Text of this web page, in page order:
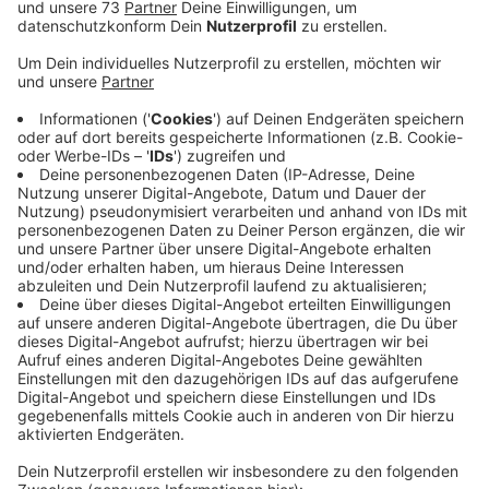
Anzeige
Weitere Befragung an weiterführenden
Schulen geplant
Anzeige
Auf der Grundlage der Auswertung sind in den
nächsten Monaten verschiedene Veranstaltungen
geplant. Dabei geht es um fehlende Übungsleiter, E-
Sports, Fördermöglichkeiten und die Zusammenarbeit
von Sportvereinen und Schulen. Ausserdem ist ein
Internetportal geplant, auf dem die Vereine ihre
Freizeiten und Sportfahrten präsentieren können. Nach
den Sommerferien hat der Kreisportbund nach eigenen
Angaben eine weitere Befragung geplant, und zwar an